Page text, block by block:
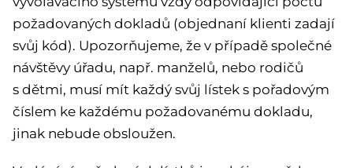
požadovaných dokladů (objednaní klienti zadají
svůj kód). Upozorňujeme, že v případě společné
návštěvy úřadu, např. manželů, nebo rodičů
s dětmi, musí mít každý svůj lístek s pořadovým
číslem ke každému požadovanému dokladu,
jinak nebude obsloužen.